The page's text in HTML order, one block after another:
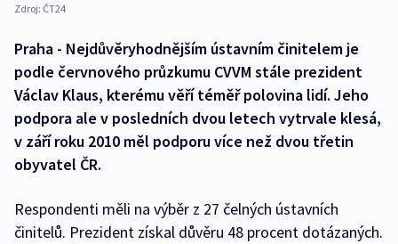
Zdroj: ČT24
Praha - Nejdůvěryhodnějším ústavním činitelem je
podle červnového průzkumu CVVM stále prezident
Václav Klaus, kterému věří téměř polovina lidí. Jeho
podpora ale v posledních dvou letech vytrvale klesá,
v září roku 2010 měl podporu více než dvou třetin
obyvatel ČR.
Respondenti měli na výběr z 27 čelných ústavních
činitelů. Prezident získal důvěru 48 procent dotázaných.